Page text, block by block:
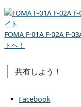
FOMA F-01A F-02A F-
トへ！
共有しよう！
Facebook